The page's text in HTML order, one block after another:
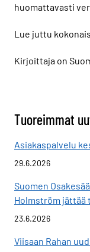
huomattavasti
Lue juttu
Kirjoittaja on
Tuoreimmat
Asiakaspalvelu
29.6.2026
Suomen
Holmström jättää
23.6.2026
Viisaan Rahan